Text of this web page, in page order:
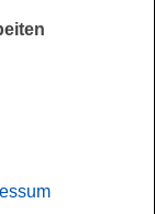
gewinnen
gewinnen zu
Gewinnspiel